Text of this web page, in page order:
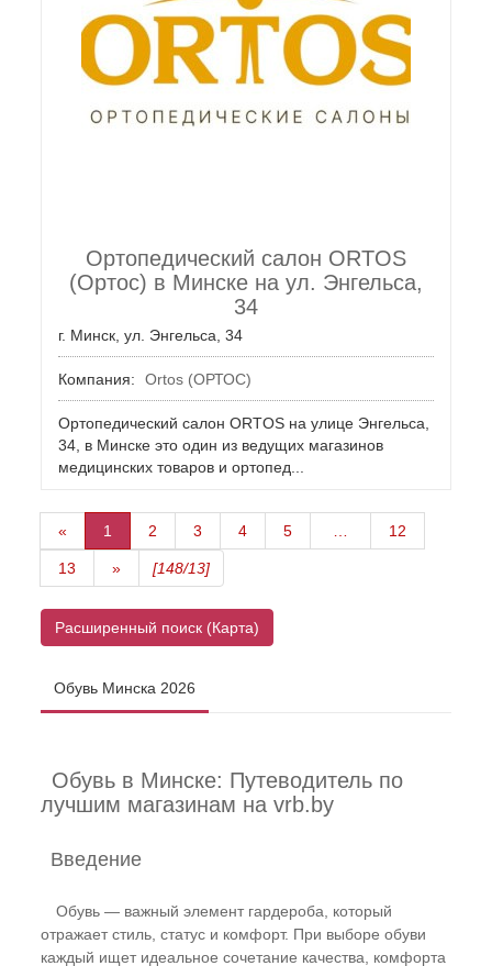
Ортопедический салон ORTOS
(Ортос) в Минске на ул. Энгельса,
34
г. Минск, ул. Энгельса, 34
Компания: Ortos (ОРТОС)
Ортопедический салон ORTOS на улице Энгельса,
34, в Минске это один из ведущих магазинов
медицинских товаров и ортопед...
« 1 2 3 4 5 12
13 » [148/13]
Расширенный поиск (Карта)
Обувь Минска 2026
Обувь в Минске: Путеводитель по
лучшим магазинам на vrb.by
Введение
Обувь — важный элемент гардероба, который
отражает стиль, статус и комфорт. При выборе обуви
каждый ищет идеальное сочетание качества, комфорта